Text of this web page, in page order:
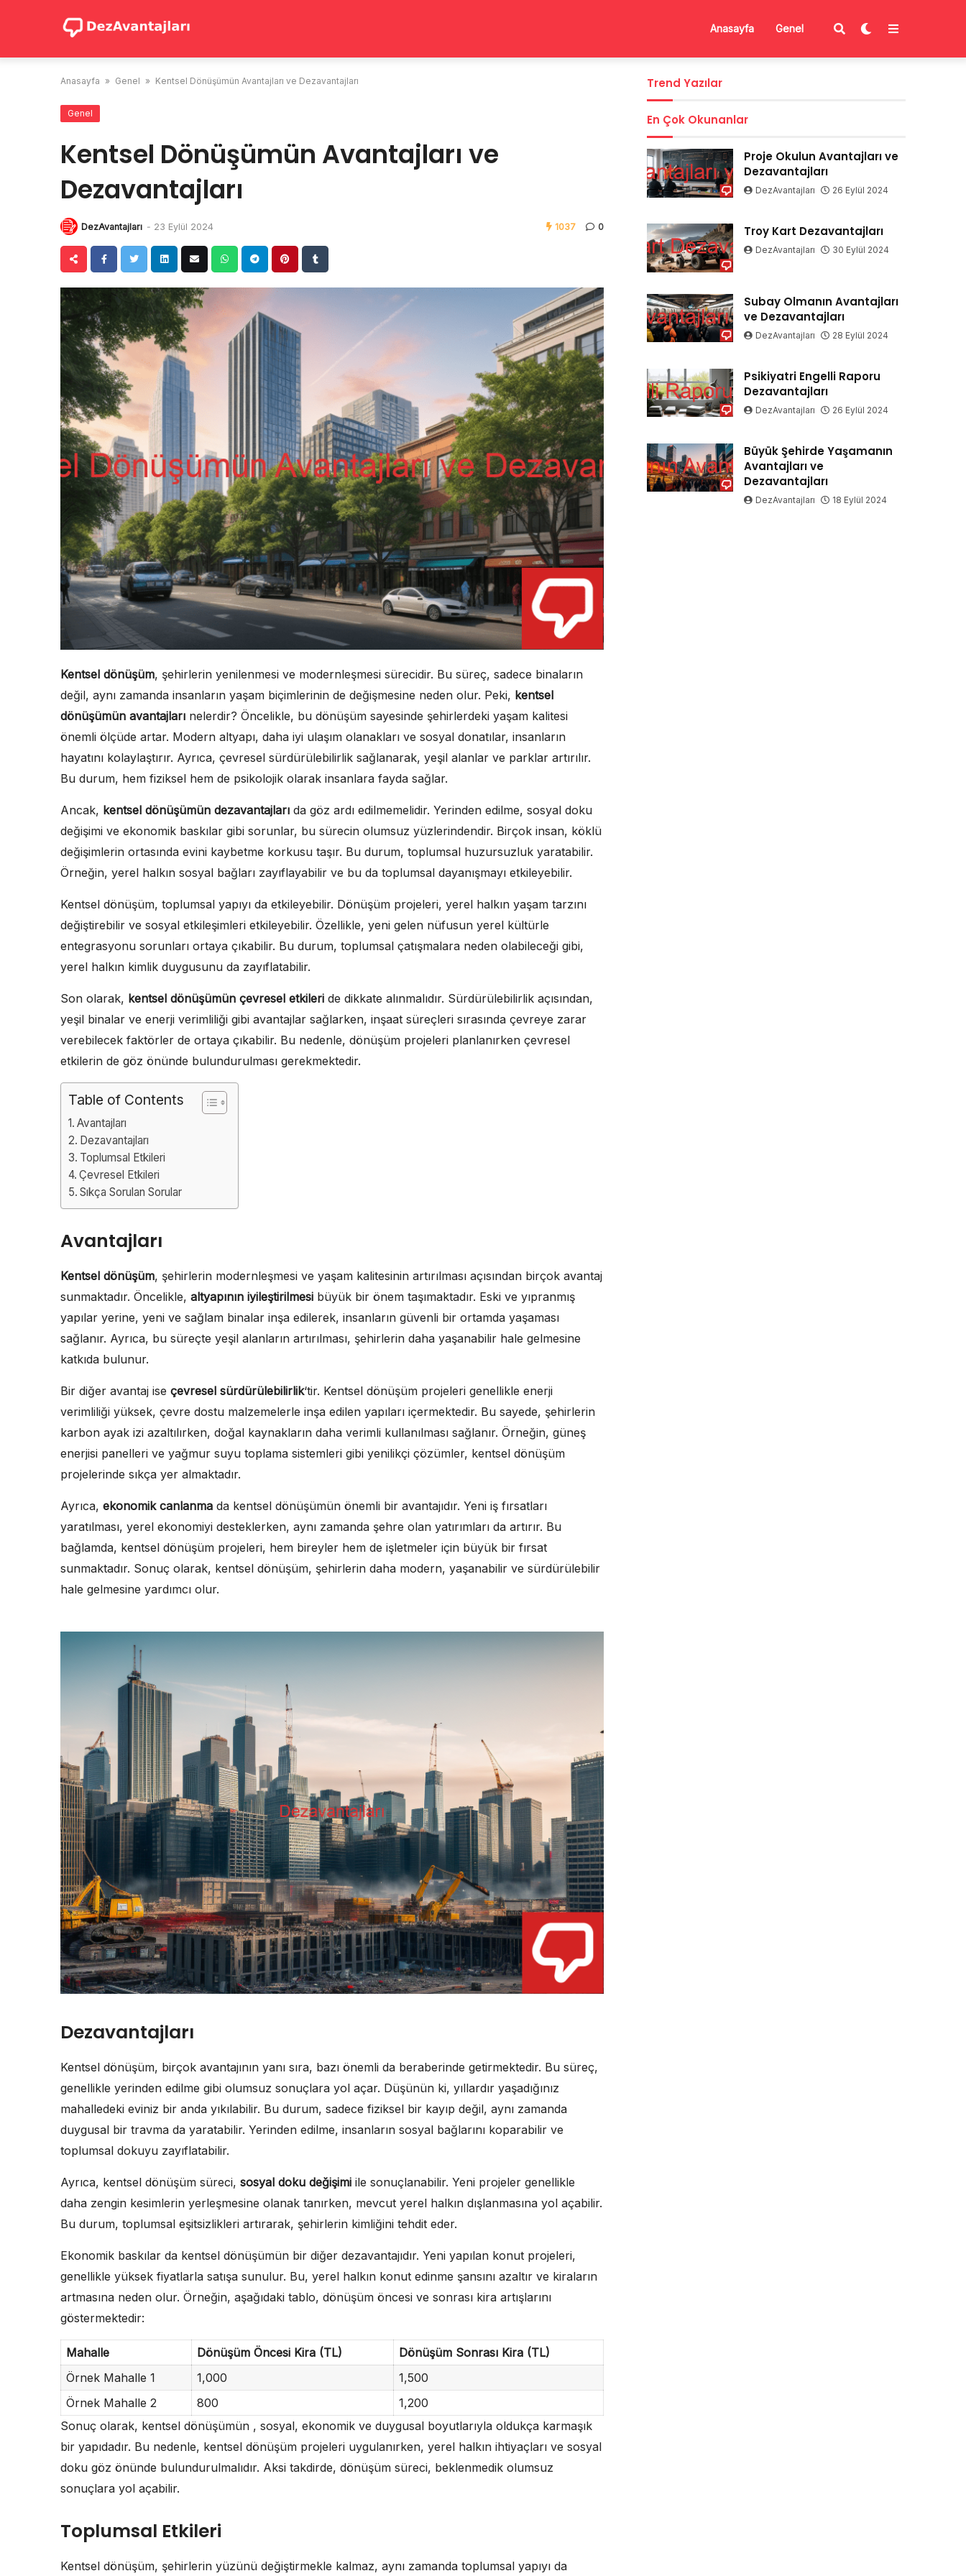
Anasayfa Genel
Anasayfa » Genel » Kentsel Dönüşümün Avantajları ve Dezavantajları
Genel
Kentsel Dönüşümün Avantajları ve
Dezavantajları
DezAvantajları - 23 Eylül 2024 1037 0
Kentsel dönüşüm, şehirlerin yenilenmesi ve modernleşmesi sürecidir. Bu süreç, sadece binaların
değil, aynı zamanda insanların yaşam biçimlerinin de değişmesine neden olur. Peki, kentsel
dönüşümün avantajları nelerdir? Öncelikle, bu dönüşüm sayesinde şehirlerdeki yaşam kalitesi
önemli ölçüde artar. Modern altyapı, daha iyi ulaşım olanakları ve sosyal donatılar, insanların
hayatını kolaylaştırır. Ayrıca, çevresel sürdürülebilirlik sağlanarak, yeşil alanlar ve parklar artırılır.
Bu durum, hem fiziksel hem de psikolojik olarak insanlara fayda sağlar.
Ancak, kentsel dönüşümün dezavantajları da göz ardı edilmemelidir. Yerinden edilme, sosyal doku
değişimi ve ekonomik baskılar gibi sorunlar, bu sürecin olumsuz yüzlerindendir. Birçok insan, köklü
değişimlerin ortasında evini kaybetme korkusu taşır. Bu durum, toplumsal huzursuzluk yaratabilir.
Örneğin, yerel halkın sosyal bağları zayıflayabilir ve bu da toplumsal dayanışmayı etkileyebilir.
Kentsel dönüşüm, toplumsal yapıyı da etkileyebilir. Dönüşüm projeleri, yerel halkın yaşam tarzını
değiştirebilir ve sosyal etkileşimleri etkileyebilir. Özellikle, yeni gelen nüfusun yerel kültürle
entegrasyonu sorunları ortaya çıkabilir. Bu durum, toplumsal çatışmalara neden olabileceği gibi,
yerel halkın kimlik duygusunu da zayıflatabilir.
Son olarak, kentsel dönüşümün çevresel etkileri de dikkate alınmalıdır. Sürdürülebilirlik açısından,
yeşil binalar ve enerji verimliliği gibi avantajlar sağlarken, inşaat süreçleri sırasında çevreye zarar
verebilecek faktörler de ortaya çıkabilir. Bu nedenle, dönüşüm projeleri planlanırken çevresel
etkilerin de göz önünde bulundurulması gerekmektedir.
Table of Contents
Avantajları
Dezavantajları
Toplumsal Etkileri
Çevresel Etkileri
Sıkça Sorulan Sorular
Avantajları
Kentsel dönüşüm, şehirlerin modernleşmesi ve yaşam kalitesinin artırılması açısından birçok avantaj
sunmaktadır. Öncelikle, altyapının iyileştirilmesi büyük bir önem taşımaktadır. Eski ve yıpranmış
yapılar yerine, yeni ve sağlam binalar inşa edilerek, insanların güvenli bir ortamda yaşaması
sağlanır. Ayrıca, bu süreçte yeşil alanların artırılması, şehirlerin daha yaşanabilir hale gelmesine
katkıda bulunur.
Bir diğer avantaj ise çevresel sürdürülebilirlik‘tir. Kentsel dönüşüm projeleri genellikle enerji
verimliliği yüksek, çevre dostu malzemelerle inşa edilen yapıları içermektedir. Bu sayede, şehirlerin
karbon ayak izi azaltılırken, doğal kaynakların daha verimli kullanılması sağlanır. Örneğin, güneş
enerjisi panelleri ve yağmur suyu toplama sistemleri gibi yenilikçi çözümler, kentsel dönüşüm
projelerinde sıkça yer almaktadır.
Ayrıca, ekonomik canlanma da kentsel dönüşümün önemli bir avantajıdır. Yeni iş fırsatları
yaratılması, yerel ekonomiyi desteklerken, aynı zamanda şehre olan yatırımları da artırır. Bu
bağlamda, kentsel dönüşüm projeleri, hem bireyler hem de işletmeler için büyük bir fırsat
sunmaktadır. Sonuç olarak, kentsel dönüşüm, şehirlerin daha modern, yaşanabilir ve sürdürülebilir
hale gelmesine yardımcı olur.
Dezavantajları
Kentsel dönüşüm, birçok avantajının yanı sıra, bazı önemli da beraberinde getirmektedir. Bu süreç,
genellikle yerinden edilme gibi olumsuz sonuçlara yol açar. Düşünün ki, yıllardır yaşadığınız
mahalledeki eviniz bir anda yıkılabilir. Bu durum, sadece fiziksel bir kayıp değil, aynı zamanda
duygusal bir travma da yaratabilir. Yerinden edilme, insanların sosyal bağlarını koparabilir ve
toplumsal dokuyu zayıflatabilir.
Ayrıca, kentsel dönüşüm süreci, sosyal doku değişimi ile sonuçlanabilir. Yeni projeler genellikle
daha zengin kesimlerin yerleşmesine olanak tanırken, mevcut yerel halkın dışlanmasına yol açabilir.
Bu durum, toplumsal eşitsizlikleri artırarak, şehirlerin kimliğini tehdit eder.
Ekonomik baskılar da kentsel dönüşümün bir diğer dezavantajıdır. Yeni yapılan konut projeleri,
genellikle yüksek fiyatlarla satışa sunulur. Bu, yerel halkın konut edinme şansını azaltır ve kiraların
artmasına neden olur. Örneğin, aşağıdaki tablo, dönüşüm öncesi ve sonrası kira artışlarını
göstermektedir:
Mahalle Dönüşüm Öncesi Kira (TL)
Dönüşüm Sonrası Kira (TL)
Örnek Mahalle 1
1,000
1,500
Örnek Mahalle 2
800
1,200
Sonuç olarak, kentsel dönüşümün , sosyal, ekonomik ve duygusal boyutlarıyla oldukça karmaşık
bir yapıdadır. Bu nedenle, kentsel dönüşüm projeleri uygulanırken, yerel halkın ihtiyaçları ve sosyal
doku göz önünde bulundurulmalıdır. Aksi takdirde, dönüşüm süreci, beklenmedik olumsuz
sonuçlara yol açabilir.
Toplumsal Etkileri
Kentsel dönüşüm, şehirlerin yüzünü değiştirmekle kalmaz, aynı zamanda toplumsal yapıyı da
Trend Yazılar
En Çok Okunanlar
Proje Okulun Avantajları ve
Dezavantajları
DezAvantajları 26 Eylül 2024
Troy Kart Dezavantajları
DezAvantajları 30 Eylül 2024
Subay Olmanın Avantajları
ve Dezavantajları
DezAvantajları 28 Eylül 2024
Psikiyatri Engelli Raporu
Dezavantajları
DezAvantajları 26 Eylül 2024
Büyük Şehirde Yaşamanın
Avantajları ve
Dezavantajları
DezAvantajları 18 Eylül 2024